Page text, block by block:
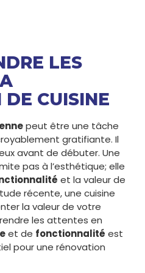
LES
DE CUISINE
peut être une tâche
gratifiante. Il
avant de débuter. Une
pas à l’esthétique; elle
et la valeur de
récente, une cuisine
la valeur de votre
les attentes en
et de fonctionnalité est
pour une rénovation